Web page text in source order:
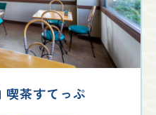
喫茶すてっぷ